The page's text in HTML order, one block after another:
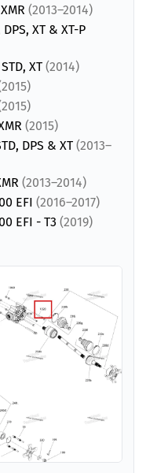
(2013–2014)
XT & XT-P
XT (2014)
(2015)
DPS & XT (2013–
(2013–2014)
EFI (2016–2017)
EFI - T3 (2019)